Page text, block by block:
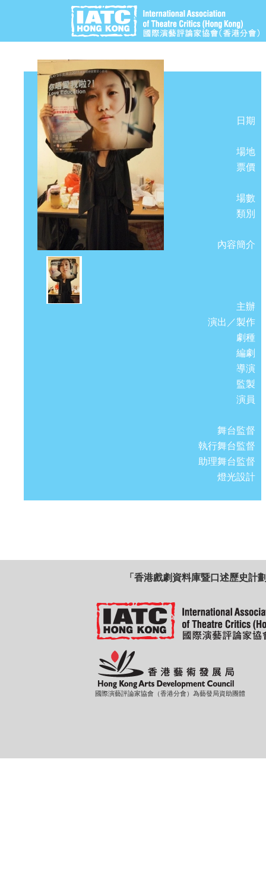
日期
場地
票價
場數
類別
內容簡介
主辦
演出／製作
劇種
編劇
導演
監製
演員
舞台監督
執行舞台監督
助理舞台監督
燈光設計
「香港戲劇資料庫暨口述歷史計
國際演藝評論家協會（香港分會）為藝發局資助團體